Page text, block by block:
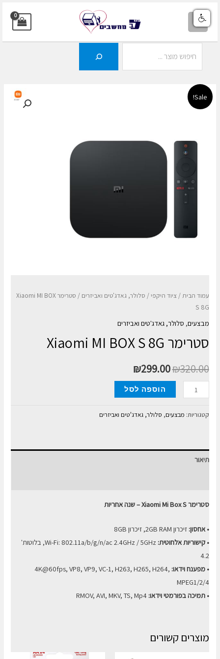
דילוג
לתוכן
MAIN
Sale!
עמוד הבית/ ציוד היקפי/ סלולר, גאדג'טים ואביזרים
/ סטרימר Xiaomi MI BOX
S 8G
מבצעים, סלולר, גאדג'טים ואביזרים
סטרימר Xiaomi MI BOX S 8G
₪320.00
₪299.00
כמות
של
סטרימר
BOX
הוספה לסל
קטגוריות: מבצעים, סלולר, גאדג'טים ואביזרים
תיאור
סטרימר Xiaomi Mi Box S – שנה אחריות
• אחסון: זיכרון 2GB RAM, זיכרון 8GB
• קישוריות אלחוטית:
Wi-Fi: 802.11a/b/g/n/ac 2.4GHz / 5GHz, בלוטות'
4.2
• מפענח וידאו: 4K@60fps, VP8, VP9, VC-1, H263, H265, H264,
MPEG1/2/4
• תמיכה בפורמטי וידאו: RMOV, AVI, MKV, TS, Mp4
מוצרים קשורים